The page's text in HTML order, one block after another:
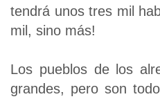
tendrá unos tres mil
mil, sino más!
Los pueblos de los
grandes, pero son